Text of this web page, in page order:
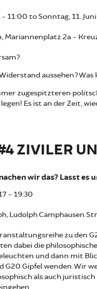
- 11:00 toSonntag, 11.
Mariannenplatz 2a -
aussehen?
zugespitzteren
Es ist an der Zeit,
ZIVILER
wir das? Lasst es
- 19:30
Ludolph Camphausen
zu den
dabei die
und dann mit
G20 Gipfel wenden. Wir
als auch